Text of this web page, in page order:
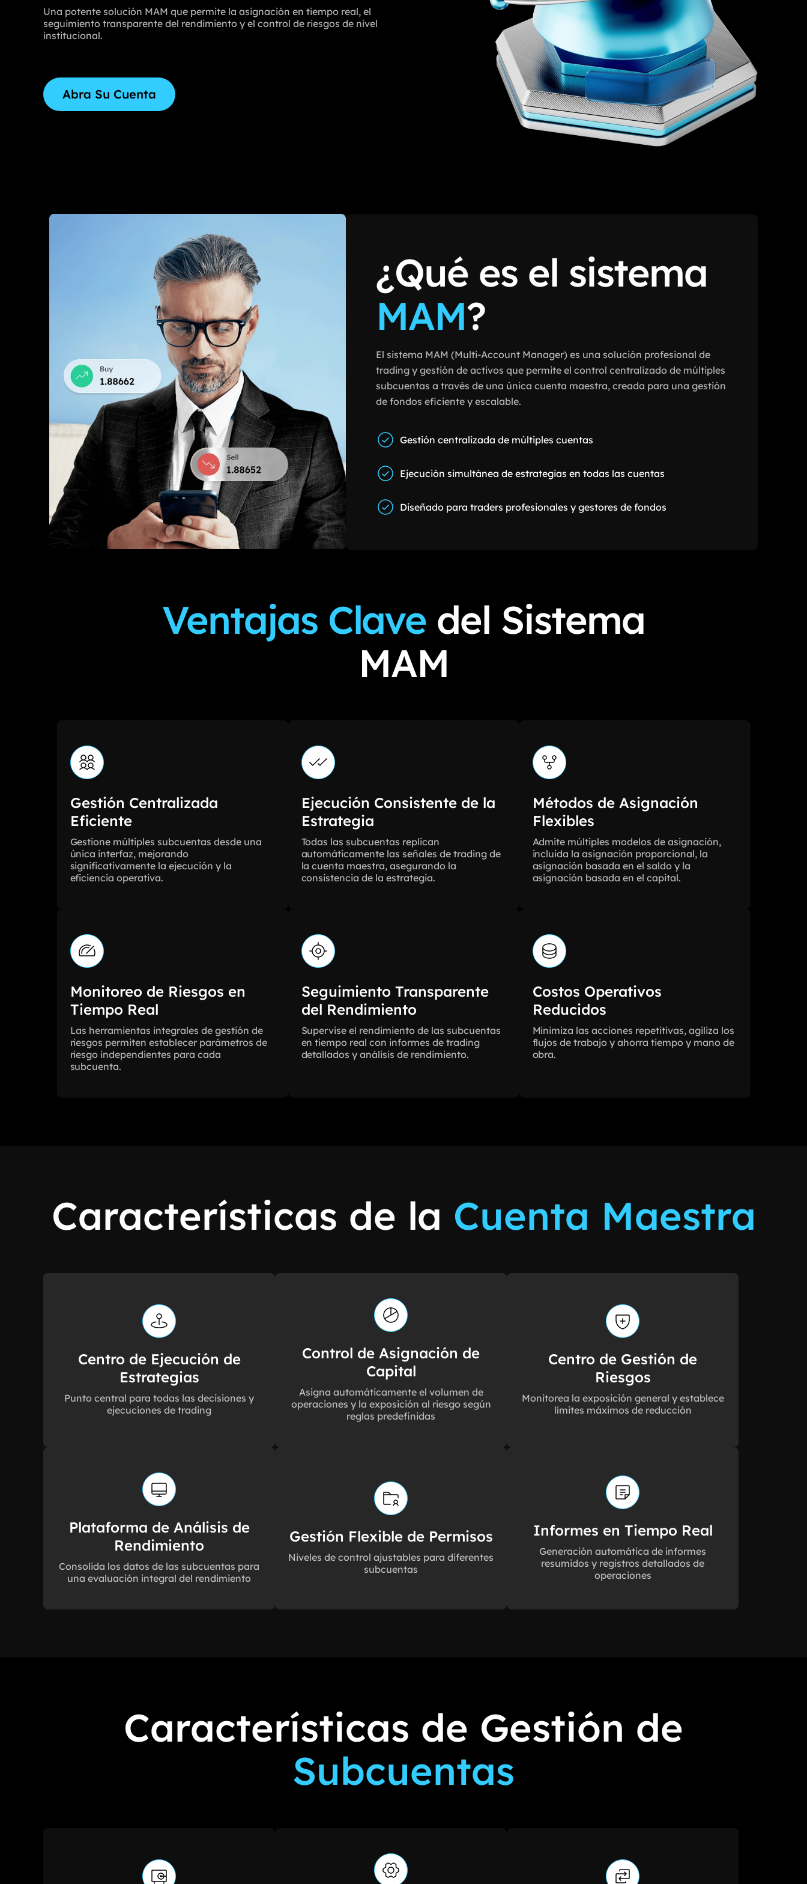
Una potente solución MAM que permite la asignación en tiempo real, el
seguimiento transparente del rendimiento y el control de riesgos de nivel
institucional.
Abra Su Cuenta
¿Qué es el sistema
MAM?
El sistema MAM (Multi-Account Manager) es una solución profesional de
trading y gestión de activos que permite el control centralizado de múltiples
subcuentas a través de una única cuenta maestra, creada para una gestión
de fondos eficiente y escalable.
Gestión centralizada de múltiples cuentas
Ejecución simultánea de estrategias en todas las cuentas
Diseñado para traders profesionales y gestores de fondos
Ventajas Clave del Sistema
MAM
Gestión Centralizada
Eficiente
Gestione múltiples subcuentas desde una
única interfaz, mejorando
significativamente la ejecución y la
eficiencia operativa.
Ejecución Consistente de la
Estrategia
Todas las subcuentas replican
automáticamente las señales de trading de
la cuenta maestra, asegurando la
consistencia de la estrategia.
Métodos de Asignación
Flexibles
Admite múltiples modelos de asignación,
incluida la asignación proporcional, la
asignación basada en el saldo y la
asignación basada en el capital.
Monitoreo de Riesgos en
Tiempo Real
Las herramientas integrales de gestión de
riesgos permiten establecer parámetros de
riesgo independientes para cada
subcuenta.
Seguimiento Transparente
del Rendimiento
Supervise el rendimiento de las subcuentas
en tiempo real con informes de trading
detallados y análisis de rendimiento.
Costos Operativos
Reducidos
Minimiza las acciones repetitivas, agiliza los
flujos de trabajo y ahorra tiempo y mano de
obra.
Características de la Cuenta Maestra
Centro de Ejecución de
Estrategias
Punto central para todas las decisiones y
ejecuciones de trading
Control de Asignación de
Capital
Asigna automáticamente el volumen de
operaciones y la exposición al riesgo según
reglas predefinidas
Centro de Gestión de
Riesgos
Monitorea la exposición general y establece
límites máximos de reducción
Plataforma de Análisis de
Rendimiento
Consolida los datos de las subcuentas para
una evaluación integral del rendimiento
Gestión Flexible de Permisos
Niveles de control ajustables para diferentes
subcuentas
Informes en Tiempo Real
Generación automática de informes
resumidos y registros detallados de
operaciones
Características de Gestión de
Subcuentas